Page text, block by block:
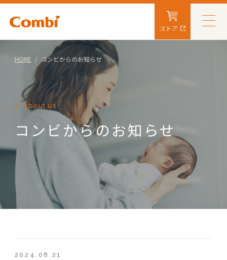
ストア
HOME コンビからのお知らせ
About us
コンビからのお知らせ
2024.08.21